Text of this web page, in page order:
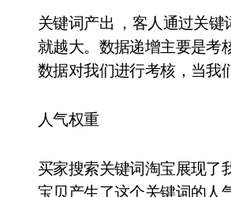
关键词产出 ，客人通过关
就越大。数据递增主要是考
数据对我们进行考核，当我
人气权重
买家搜索关键词淘宝展现了
宝贝产生了这个关键词的人